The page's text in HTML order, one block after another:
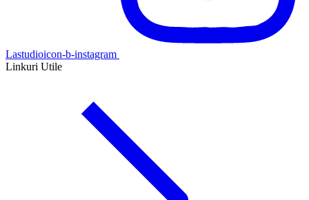
Lastudioicon-b-instagram
Linkuri Utile